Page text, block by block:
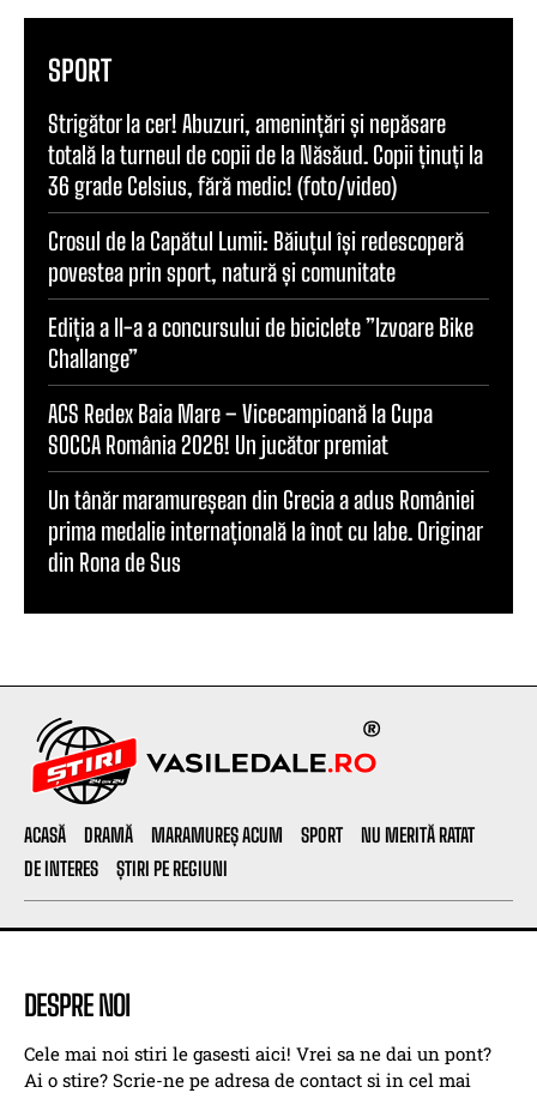
SPORT
Strigător la cer! Abuzuri, amenințări și nepăsare
totală la turneul de copii de la Năsăud. Copii ținuți la
36 grade Celsius, fără medic! (foto/video)
Crosul de la Capătul Lumii: Băiuțul își redescoperă
povestea prin sport, natură și comunitate
Ediția a II-a a concursului de biciclete ”Izvoare Bike
Challange”
ACS Redex Baia Mare – Vicecampioană la Cupa
SOCCA România 2026! Un jucător premiat
Un tânăr maramureșean din Grecia a adus României
prima medalie internațională la înot cu labe. Originar
din Rona de Sus
ACASĂ DRAMĂ MARAMUREȘ ACUM SPORT
NU MERITĂ RATAT
DE INTERES
ȘTIRI PE REGIUNI
DESPRE NOI
Cele mai noi stiri le gasesti aici! Vrei sa ne dai un pont?
Ai o stire? Scrie-ne pe adresa de contact si in cel mai